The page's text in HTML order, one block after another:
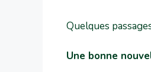
Quelques
Une bonne